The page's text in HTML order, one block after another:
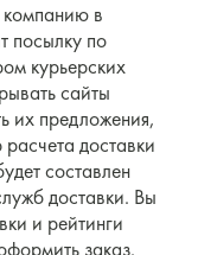
компанию в
посылку по
курьерских
сайты
их предложения,
доставки
составлен
доставки. Вы
и рейтинги
заказ.